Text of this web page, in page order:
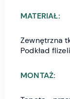
MATERIAŁ:
Zewnętrzna
Podkład
MONTAŻ: